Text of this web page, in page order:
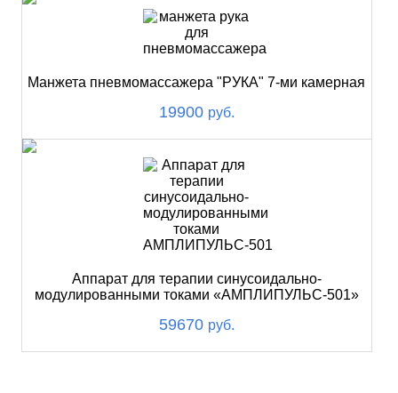
Манжета пневмомассажера "РУКА" 7-ми камерная
19900 руб.
Аппарат для терапии синусоидально-
модулированными токами «АМПЛИПУЛЬС-501»
59670 руб.